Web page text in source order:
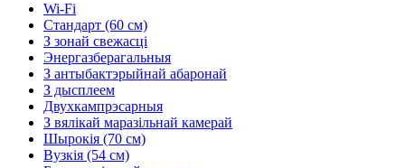
Wi-Fi
Стандарт (60 см)
З зонай свежасці
Энергазберагальныя
З антыбактэрыйнай абаронай
З дысплеем
Двухкампрэсарныя
З вялікай маразільнай камерай
Шырокія (70 см)
Вузкія (54 см)